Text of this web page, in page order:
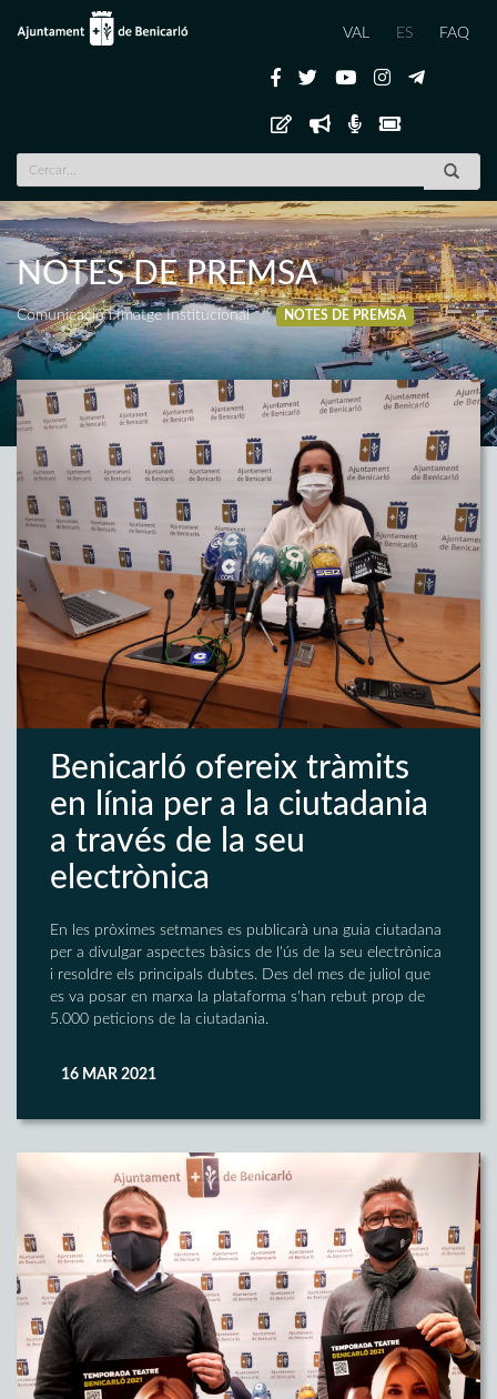
VAL ES FAQ
NOTES DE PREMSA
Comunicació i Imatge Institucional NOTES DE PREMSA
Benicarló ofereix tràmits
en línia per a la ciutadania
a través de la seu
electrònica
En les pròximes setmanes es publicarà una guia ciutadana
per a divulgar aspectes bàsics de l'ús de la seu electrònica
i resoldre els principals dubtes. Des del mes de juliol que
es va posar en marxa la plataforma s'han rebut prop de
5.000 peticions de la ciutadania.
16 MAR 2021